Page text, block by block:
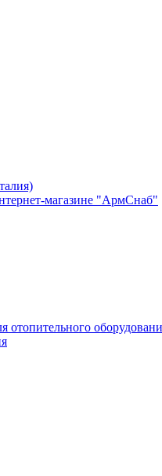
магазине "АрмСнаб"
отопительного